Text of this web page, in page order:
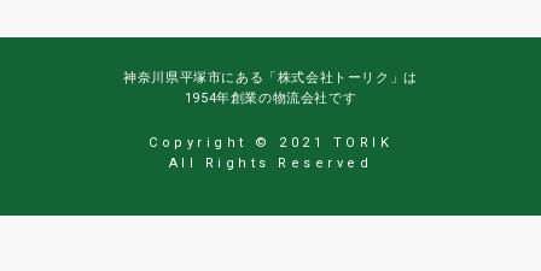
神奈川県平塚市にある「株式会社トーリク」は
1954年創業の物流会社です
Copyright © 2021 TORIK
All Rights Reserved